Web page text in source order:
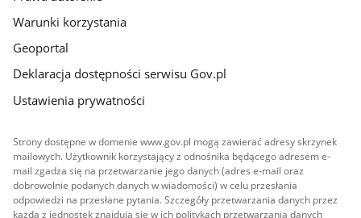
Warunki korzystania
Geoportal
Deklaracja dostępności serwisu Gov.pl
Ustawienia prywatności
Strony dostępne w domenie www.gov.pl mogą zawierać adresy skrzynek
mailowych. Użytkownik korzystający z odnośnika będącego adresem e-
mail zgadza się na przetwarzanie jego danych (adres e-mail oraz
dobrowolnie podanych danych w wiadomości) w celu przesłania
odpowiedzi na przesłane pytania. Szczegóły przetwarzania danych przez
każdą z jednostek znajdują się w ich politykach przetwarzania danych